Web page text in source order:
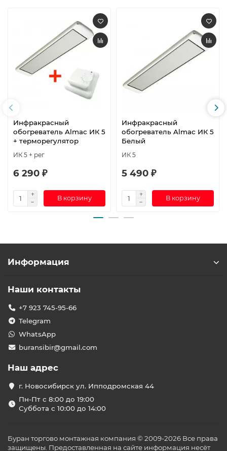
Инфракрасный
обогреватель Almac ИК 5
+ терморегулятор
ИК 5 + рег
6 290 ₽
В корзину
Инфракрасный
обогреватель Almac ИК 5
Белый
ИК 5
5 490 ₽
В корзину
Информация
Наши контакты
+7 923 745-95-66
Telegram
WhatsApp
buransibir@gmail.com
Наш адрес
г. Новосибирск ул. Ипподромская 44
Пн-Пт с 8:00 до 19:00
Суббота с 10:00 до 14:00
Буран торгово монтажная компания © 2009-2026 Все права
защищены. Предоставленная на сайте информация несёт